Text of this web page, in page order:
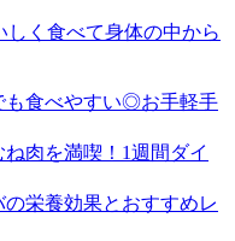
しく食べて身体の中から
も食べやすい◎お手軽手
肉を満喫！1週間ダイ
の栄養効果とおすすめレ